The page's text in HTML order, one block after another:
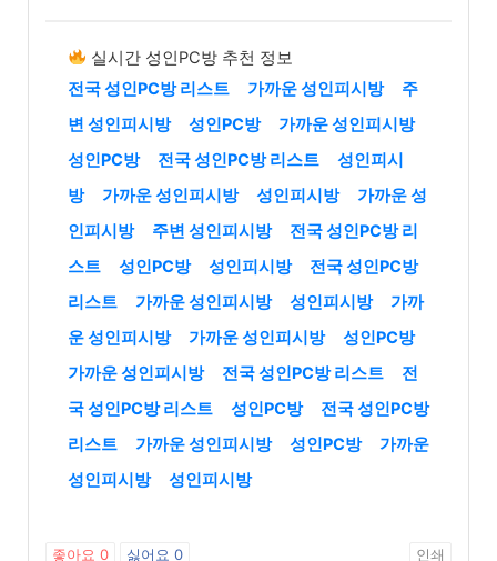
실시간 성인PC방 추천 정보
전국 성인PC방 리스트
가까운 성인피시방
주
변 성인피시방
성인PC방
가까운 성인피시방
성인PC방
전국 성인PC방 리스트
성인피시
방
가까운 성인피시방 성인피시방
가까운 성
인피시방
주변 성인피시방
전국 성인PC방 리
스트
성인PC방 성인피시방
전국 성인PC방
리스트
가까운 성인피시방 성인피시방
가까
운 성인피시방
가까운 성인피시방
성인PC방
가까운 성인피시방
전국 성인PC방 리스트
전
국 성인PC방 리스트
성인PC방
전국 성인PC방
리스트
가까운 성인피시방 성인PC방
가까운
성인피시방
성인피시방
좋아요 0 싫어요 0 인쇄